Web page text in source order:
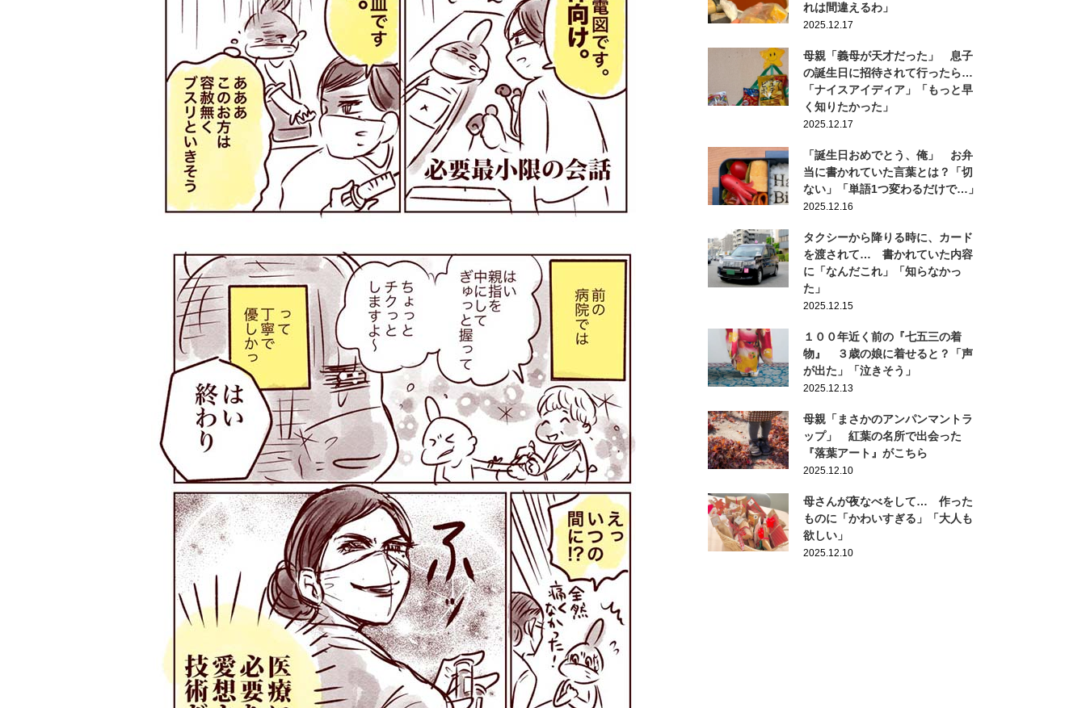
れは間違えるわ」
2025.12.17
母親「義母が天才だった」 息子
の誕生日に招待されて行ったら…
「ナイスアイディア」「もっと早
く知りたかった」
2025.12.17
「誕生日おめでとう、俺」 お弁
当に書かれていた言葉とは？「切
ない」「単語1つ変わるだけで…」
2025.12.16
タクシーから降りる時に、カード
を渡されて… 書かれていた内容
に「なんだこれ」「知らなかっ
た」
2025.12.15
１００年近く前の『七五三の着
物』 ３歳の娘に着せると？「声
が出た」「泣きそう」
2025.12.13
母親「まさかのアンパンマントラ
ップ」 紅葉の名所で出会った
『落葉アート』がこちら
2025.12.10
母さんが夜なべをして… 作った
ものに「かわいすぎる」「大人も
欲しい」
2025.12.10